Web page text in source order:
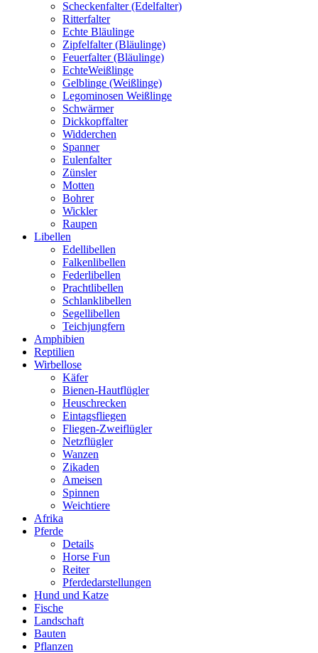
Scheckenfalter (Edelfalter)
Ritterfalter
Echte Bläulinge
Zipfelfalter (Bläulinge)
Feuerfalter (Bläulinge)
EchteWeißlinge
Gelblinge (Weißlinge)
Legominosen Weißlinge
Schwärmer
Dickkopffalter
Widderchen
Spanner
Eulenfalter
Zünsler
Motten
Bohrer
Wickler
Raupen
Libellen
Edellibellen
Falkenlibellen
Federlibellen
Prachtlibellen
Schlanklibellen
Segellibellen
Teichjungfern
Amphibien
Reptilien
Wirbellose
Käfer
Bienen-Hautflügler
Heuschrecken
Eintagsfliegen
Fliegen-Zweiflügler
Netzflügler
Wanzen
Zikaden
Ameisen
Spinnen
Weichtiere
Afrika
Pferde
Details
Horse Fun
Reiter
Pferdedarstellungen
Hund und Katze
Fische
Landschaft
Bauten
Pflanzen